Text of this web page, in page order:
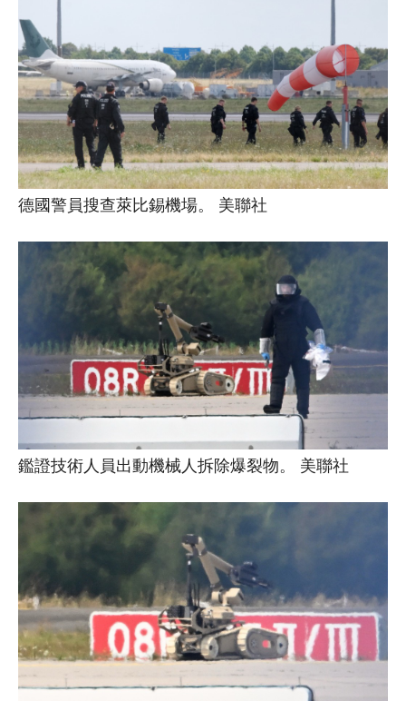
德國警員搜查萊比錫機場。 美聯社
鑑證技術人員出動機械人拆除爆裂物。 美聯社